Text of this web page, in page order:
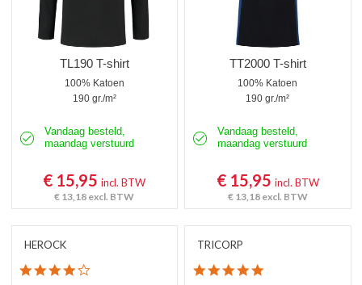
TL190 T-shirt
100% Katoen
190 gr./m²
Vandaag besteld,
maandag verstuurd
€ 15,95incl. BTW
€ 13,18 excl. BTW
TT2000 T-shirt
100% Katoen
190 gr./m²
Vandaag besteld,
maandag verstuurd
€ 15,95 incl. BTW
€ 13,18 excl. BTW
HEROCK
4.0 star rating
TRICORP
5.0 star rating